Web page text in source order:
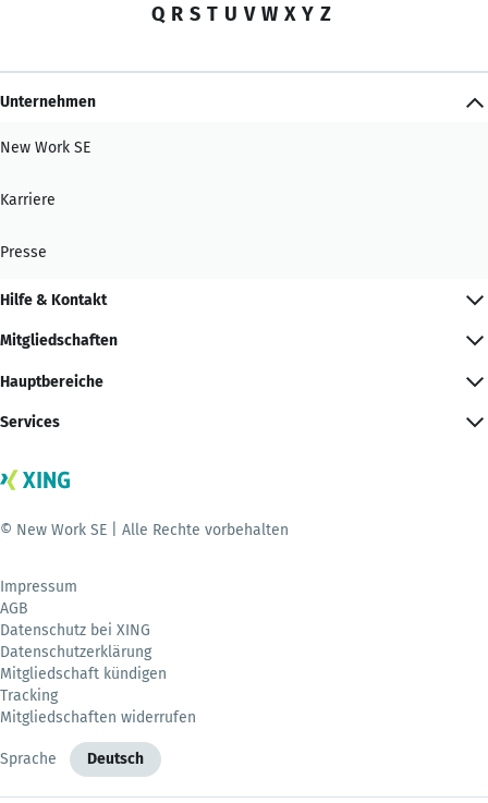
Q R S T U V W X Y Z
Unternehmen
New Work SE
Karriere
Presse
Hilfe & Kontakt
Mitgliedschaften
Hauptbereiche
Services
© New Work SE | Alle Rechte vorbehalten
Impressum
AGB
Datenschutz bei XING
Datenschutzerklärung
Mitgliedschaft kündigen
Tracking
Mitgliedschaften widerrufen
Sprache Deutsch